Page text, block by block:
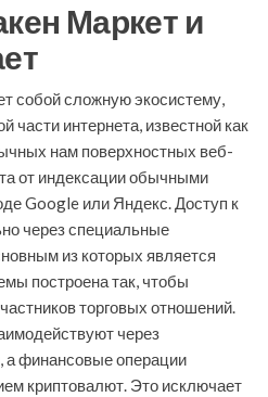
Маркет и
собой сложную экосистему,
интернета, известной как
нам поверхностных веб-
от индексации обычными
Google или Яндекс. Доступ к
через специальные
из которых является
построена так, чтобы
торговых отношений.
через
финансовые операции
криптовалют. Это исключает